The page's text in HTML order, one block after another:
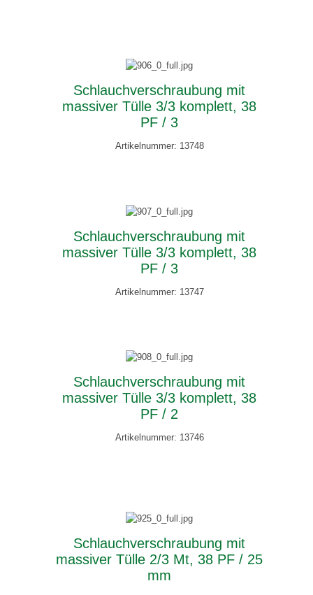
Schlauchverschraubung mit
massiver Tülle 3/3 komplett, 38
PF / 3
Artikelnummer: 13748
Schlauchverschraubung mit
massiver Tülle 3/3 komplett, 38
PF / 3
Artikelnummer: 13747
Schlauchverschraubung mit
massiver Tülle 3/3 komplett, 38
PF / 2
Artikelnummer: 13746
Schlauchverschraubung mit
massiver Tülle 2/3 Mt, 38 PF / 25
mm